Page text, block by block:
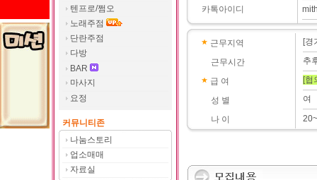
텐프로/쩜오
노래주점
단란주점
다방
BAR
마사지
요정
커뮤니티존
나눔스토리
업소매매
자료실
카톡아이디
근무지역
근무시간
급 여
성 별
나 이
[경
추
[협
여